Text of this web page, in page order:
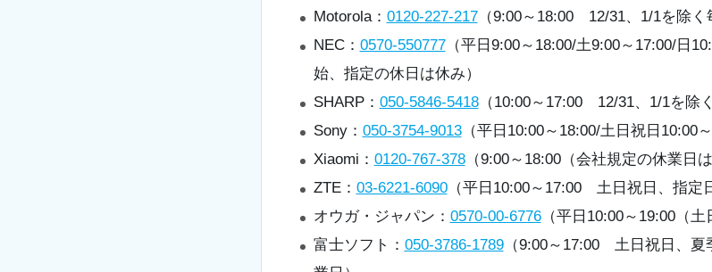
Motorola： 0120-227-217（9:00～18:00 12/31、1/1を除く
NEC： 0570-550777（平日9:00～18:00/土9:00～17:00/日
始、指定の休日は休み）
SHARP： 050-5846-5418（10:00～17:00 12/31、1/1を除く
Sony： 050-3754-9013（平日10:00～18:00/土日祝日10:00
Xiaomi： 0120-767-378（9:00～18:00（会社規定の休業日は
ZTE： 03-6221-6090（平日10:00～17:00 土日祝日、指定
オウガ・ジャパン： 0570-00-6776（平日10:00～19:00（土
富士ソフト： 050-3786-1789（9:00～17:00 土日祝日、夏